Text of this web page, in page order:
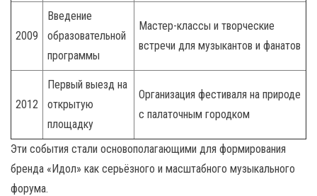
2009
Введение
образовательной
программы
Мастер-классы и творческие
встречи для музыкантов и фанатов
2012
Первый выезд на
открытую
площадку
Организация фестиваля на природе
с палаточным городком
Эти события стали основополагающими для формирования
бренда «Идол» как серьёзного и масштабного музыкального
форума.